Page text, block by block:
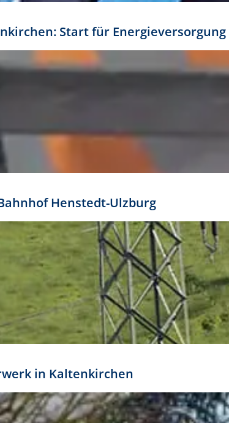
der jeweiligen Formathöhe. Daraus ergeben
im Layout:
%)
%)
(5 %)
hoch (7 %)
jedoch auch größer oder kleiner gesetzt
mit der Marketingabteilung.
Start für
Henstedt-Ulzburg
in Kaltenkirchen